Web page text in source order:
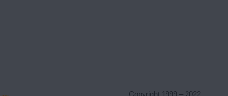
Copyright 1999 – 2022